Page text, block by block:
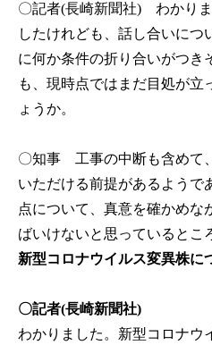
〇記者(長崎新聞社) わかりま
したけれども、話し合いにつ
に何か条件の折り合いがつき
も、現時点ではまだ目処が立
ょうか。
〇知事 工事の中断も含めて
いただける前提があるようで
点について、真意を確かめな
ばいけないと思っているとこ
新型コロナウイルス変異株に
〇記者(長崎新聞社)
わかりました。新型コロナウ